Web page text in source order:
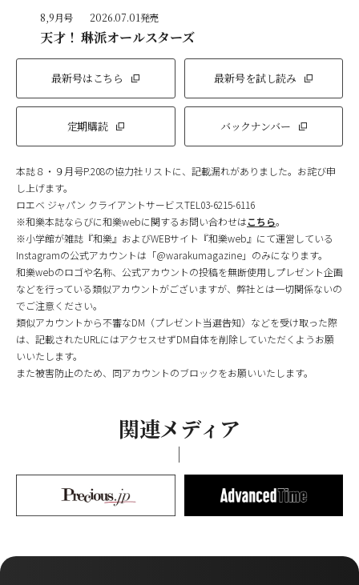
8,9月号 2026.07.01発売
天才！ 琳派オールスターズ
最新号はこちら 最新号を試し読み
定期購読 バックナンバー
本誌８・９月号P.208の協力社リストに、記載漏れがありました。お詫び申
し上げます。
ロエベ ジャパン クライアントサービスTEL03-6215-6116
※和樂本誌ならびに和樂webに関するお問い合わせはこちら。
※小学館が雑誌『和樂』およびWEBサイト『和樂web』にて運営している
Instagramの公式アカウントは「@warakumagazine」のみになります。
和樂webのロゴや名称、公式アカウントの投稿を無断使用しプレゼント企画
などを行っている類似アカウントがございますが、弊社とは一切関係ないの
でご注意ください。
類似アカウントから不審なDM（プレゼント当選告知）などを受け取った際
は、記載されたURLにはアクセスせずDM自体を削除していただくようお願
いいたします。
また被害防止のため、同アカウントのブロックをお願いいたします。
関連メディア